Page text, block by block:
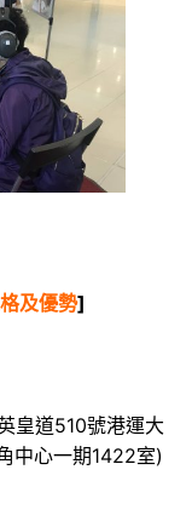
及優勢]
皇道510號港運大
中心一期1422室)